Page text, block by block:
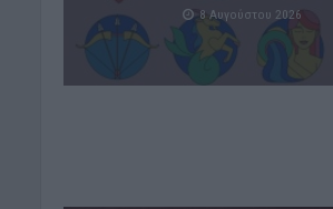
8 Αυγούστου 2026